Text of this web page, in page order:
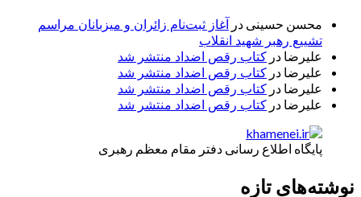
محسن حسینی در آغاز ثبت‌نام زائران و میزبانان مراسم
تشییع رهبر شهید انقلاب
علیرضا در کتاب رقص اضداد منتشر شد
علیرضا در کتاب رقص اضداد منتشر شد
علیرضا در کتاب رقص اضداد منتشر شد
علیرضا در کتاب رقص اضداد منتشر شد
پایگاه اطلاع رسانی دفتر مقام معظم رهبری
نوشته‌های تازه